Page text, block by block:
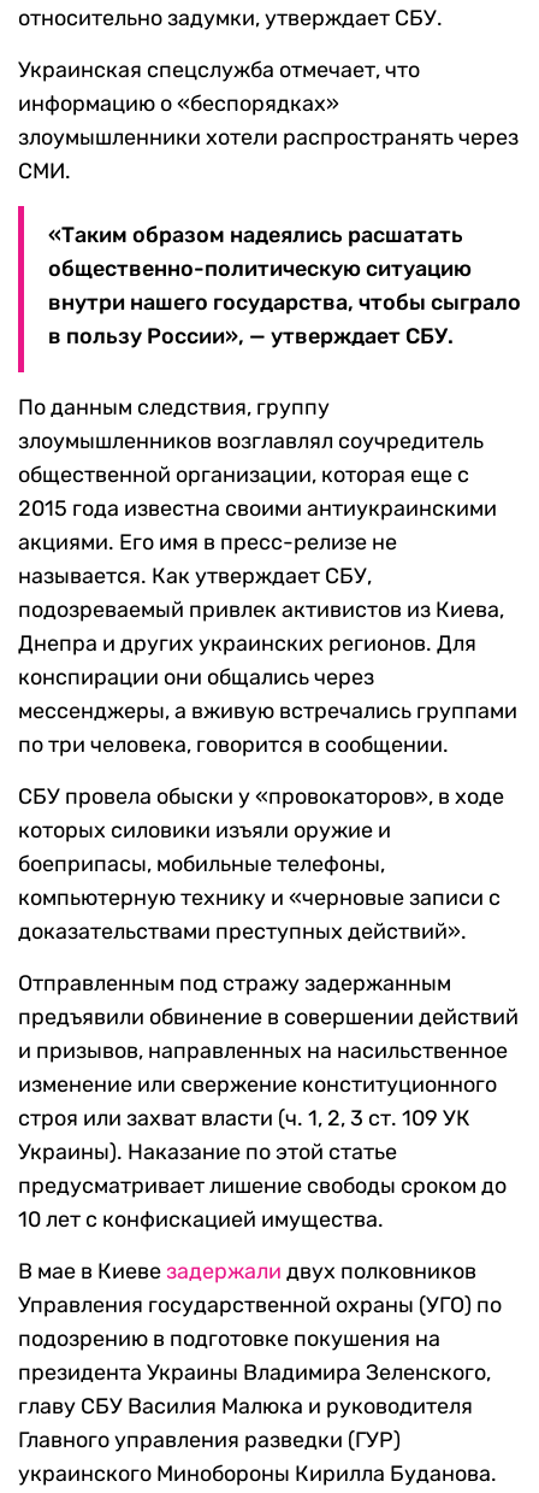
относительно задумки, утверждает СБУ.
Украинская спецслужба отмечает, что
информацию о «беспорядках»
злоумышленники хотели распространять через
СМИ.
«Таким образом надеялись расшатать
общественно-политическую ситуацию
внутри нашего государства, чтобы сыграло
в пользу России», — утверждает СБУ.
По данным следствия, группу
злоумышленников возглавлял соучредитель
общественной организации, которая еще с
2015 года известна своими антиукраинскими
акциями. Его имя в пресс-релизе не
называется. Как утверждает СБУ,
подозреваемый привлек активистов из Киева,
Днепра и других украинских регионов. Для
конспирации они общались через
мессенджеры, а вживую встречались группами
по три человека, говорится в сообщении.
СБУ провела обыски у «провокаторов», в ходе
которых силовики изъяли оружие и
боеприпасы, мобильные телефоны,
компьютерную технику и «черновые записи с
доказательствами преступных действий».
Отправленным под стражу задержанным
предъявили обвинение в совершении действий
и призывов, направленных на насильственное
изменение или свержение конституционного
строя или захват власти (ч. 1, 2, 3 ст. 109 УК
Украины). Наказание по этой статье
предусматривает лишение свободы сроком до
10 лет с конфискацией имущества.
В мае в Киевезадержали двух полковников
Управления государственной охраны (УГО) по
подозрению в подготовке покушения на
президента Украины Владимира Зеленского,
главу СБУ Василия Малюка и руководителя
Главного управления разведки (ГУР)
украинского Минобороны Кирилла Буданова.